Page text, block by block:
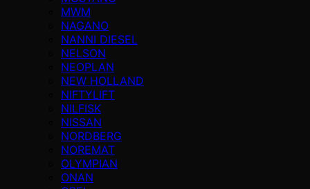
MWM
NAGANO
NANNI DIESEL
NELSON
NEOPLAN
NEW HOLLAND
NIFTYLIFT
NILFISK
NISSAN
NORDBERG
NOREMAT
OLYMPIAN
ONAN